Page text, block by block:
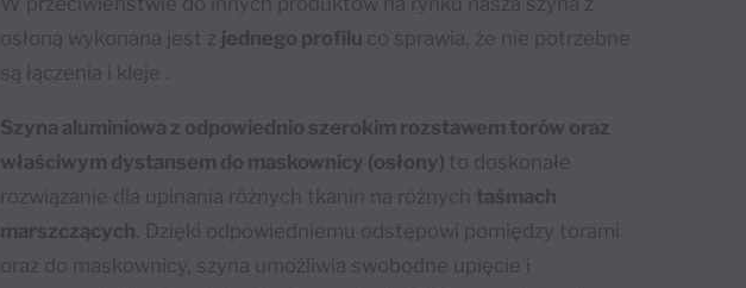
osłoną wykonana jest z jednego profilu co sprawia, że nie potrzebne
są łączenia i kleje .
Szyna aluminiowa z odpowiednio szerokim rozstawem torów oraz
właściwym dystansem do maskownicy (osłony) to doskonałe
rozwiązanie dla upinania różnych tkanin na różnych taśmach
marszczących. Dzięki odpowiedniemu odstępowi pomiędzy torami
oraz do maskownicy, szyna umożliwia swobodne upięcie i